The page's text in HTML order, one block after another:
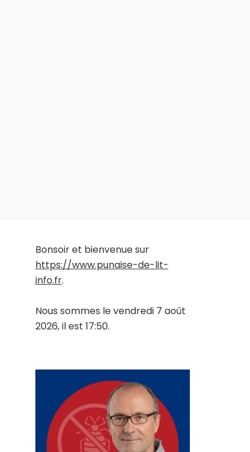
Bonsoir et bienvenue sur
https://www.punaise-de-lit-
info.fr.
Nous sommes le vendredi 7 août
2026, il est 17:50.